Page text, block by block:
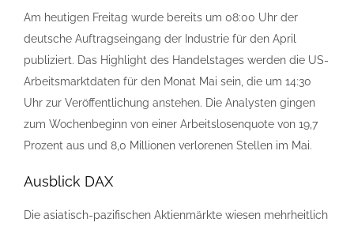
Am heutigen Freitag wurde bereits um 08:00 Uhr der
deutsche Auftragseingang der Industrie für den April
publiziert. Das Highlight des Handelstages werden die US-
Arbeitsmarktdaten für den Monat Mai sein, die um 14:30
Uhr zur Veröffentlichung anstehen. Die Analysten gingen
zum Wochenbeginn von einer Arbeitslosenquote von 19,7
Prozent aus und 8,0 Millionen verlorenen Stellen im Mai.
Ausblick DAX
Die asiatisch-pazifischen Aktienmärkte wiesen mehrheitlich